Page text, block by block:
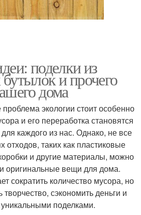
поделки из
и прочего
дома
экологии стоит особенно
и его переработка становятся
каждого из нас. Однако, не все
отходов, таких как пластиковые
и другие материалы, можно
оригинальные вещи для дома.
сократить количество мусора, но
творчество, сэкономить деньги и
поделками.